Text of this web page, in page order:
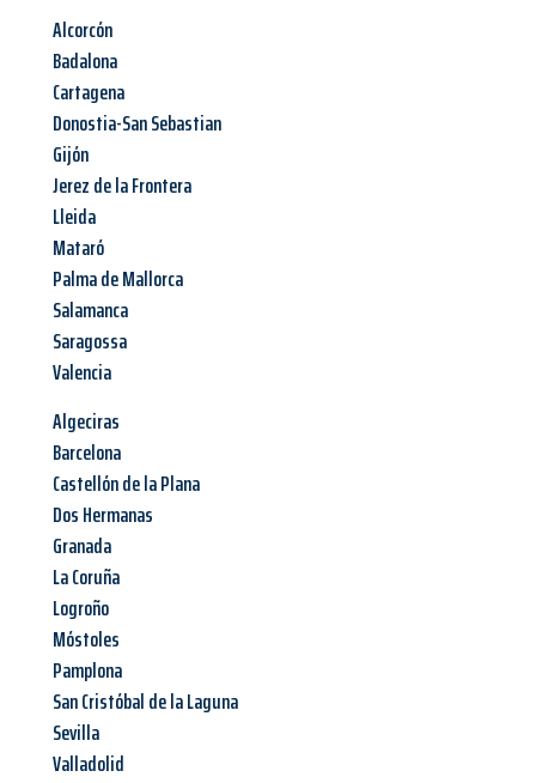
Alcorcón
Badalona
Cartagena
Donostia-San Sebastian
Gijón
Jerez de la Frontera
Lleida
Mataró
Palma de Mallorca
Salamanca
Saragossa
Valencia
Algeciras
Barcelona
Castellón de la Plana
Dos Hermanas
Granada
La Coruña
Logroño
Móstoles
Pamplona
San Cristóbal de la Laguna
Sevilla
Valladolid